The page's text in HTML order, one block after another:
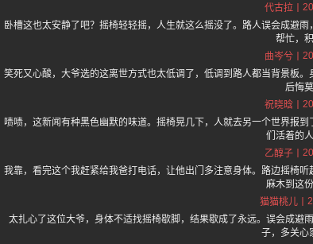
代古拉
卧槽这也太安静了吧？摇椅轻轻摇，人生就这么摇没了。路人误会成避
帮忙，积
曲岑兮
笑死又心酸，大爷选的这离世方式也太低调了，低调到路人都当背景板
后悔莫
祝晓晗
啧啧，这新闻有种黑色幽默的味道。摇椅晃几下，人就去另一个世界报
们活着的
乙醇子
我靠，看完这个我赶紧给我爸打电话，让他出门多注意身体。路边摇椅
麻木到这
猫猫桃儿
太扎心了这位大爷，身体不适找摇椅歇脚，结果歇成了永远。误会成避
子，多关心